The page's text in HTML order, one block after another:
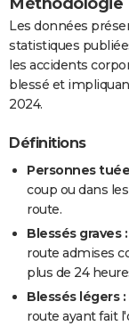
Les données
statistiques
les accidents
blessé et
2024.
Définitions
Personnes
coup ou dans
route.
Blessés graves :
route admises
plus de 24
Blessés légers :
route ayant fait